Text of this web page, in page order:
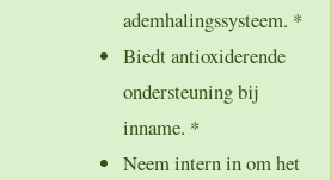
ademhalingssysteem. *
Biedt antioxiderende
ondersteuning bij
inname. *
Neem intern in om het